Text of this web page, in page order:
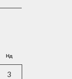
Нд
3